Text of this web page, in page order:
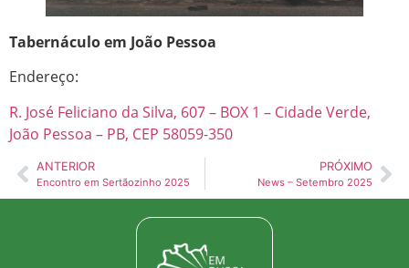
Tabernáculo em João Pessoa
Endereço:
R. José Feliciano da Silva, 607 – BOX 1 – Cidade Verde,
João Pessoa – PB, CEP 58059-350
ANTERIOR
Encontro em Sertãozinho 2025
PRÓXIMO
News – Setembro 2025